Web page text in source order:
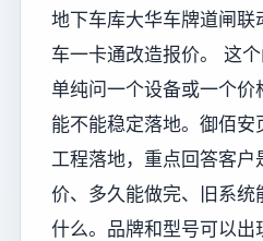
地下车库大华车牌道闸联
车一卡通改造报价。 这
单纯问一个设备或一个价
能不能稳定落地。御佰安
工程落地，重点回答客户
价、多久能做完、旧系统
什么。品牌和型号可以出